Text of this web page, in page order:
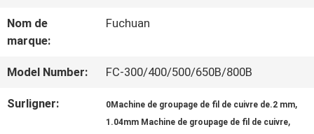
VR
Nom de
marque:
Fuchuan
Model Number: FC-300/400/500/650B/800B
Surligner: 0Machine de groupage de fil de cuivre de.2 mm,
1.04mm Machine de groupage de fil de cuivre,